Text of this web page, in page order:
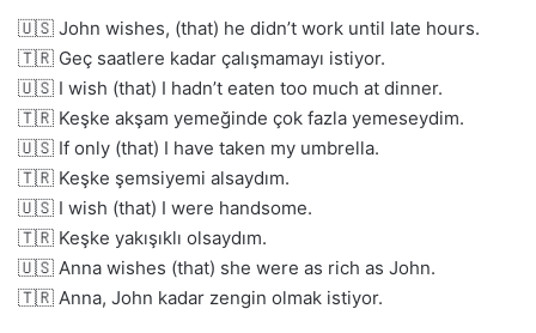
🇺🇸 John wishes, (that) he didn’t work until late hours.
🇹🇷 Geç saatlere kadar çalışmamayı istiyor.
🇺🇸 I wish (that) I hadn’t eaten too much at dinner.
🇹🇷 Keşke akşam yemeğinde çok fazla yemeseydim.
🇺🇸 If only (that) I have taken my umbrella.
🇹🇷 Keşke şemsiyemi alsaydım.
🇺🇸 I wish (that) I were handsome.
🇹🇷 Keşke yakışıklı olsaydım.
🇺🇸 Anna wishes (that) she were as rich as John.
🇹🇷 Anna, John kadar zengin olmak istiyor.